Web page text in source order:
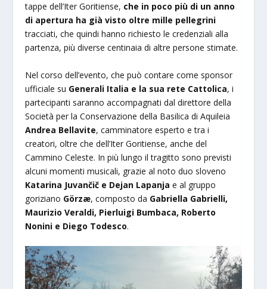
tappe dell’Iter Goritiense, che in poco più di un anno
di apertura ha già visto oltre mille pellegrini
tracciati, che quindi hanno richiesto le credenziali alla
partenza, più diverse centinaia di altre persone stimate.
Nel corso dell’evento, che può contare come sponsor
ufficiale su Generali Italia e la sua rete Cattolica, i
partecipanti saranno accompagnati dal direttore della
Società per la Conservazione della Basilica di Aquileia
Andrea Bellavite, camminatore esperto e tra i
creatori, oltre che dell’Iter Goritiense, anche del
Cammino Celeste. In più lungo il tragitto sono previsti
alcuni momenti musicali, grazie al noto duo sloveno
Katarina Juvančič e Dejan Lapanja e al gruppo
goriziano Görzæ, composto da Gabriella Gabrielli,
Maurizio Veraldi, Pierluigi Bumbaca, Roberto
Nonini e Diego Todesco.